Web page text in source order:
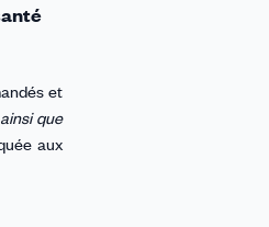
et
que
aux